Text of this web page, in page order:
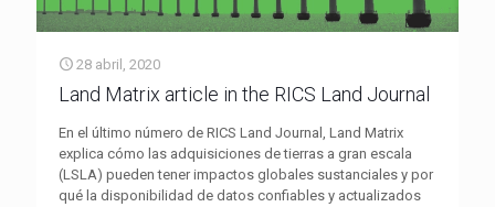
28 abril, 2020
Land Matrix article in the RICS Land Journal
En el último número de RICS Land Journal, Land Matrix
explica cómo las adquisiciones de tierras a gran escala
(LSLA) pueden tener impactos globales sustanciales y por
qué la disponibilidad de datos confiables y actualizados